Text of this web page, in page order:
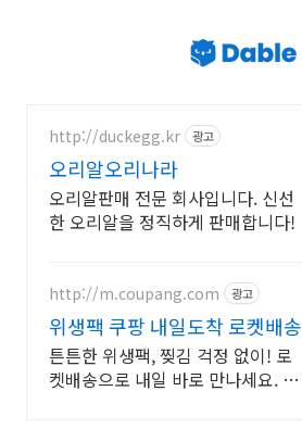
http://duckegg.kr 광고
오리알오리나라
오리알판매 전문 회사입니다. 신선
한 오리알을 정직하게 판매합니다!
http://m.coupang.com 광고
위생팩 쿠팡 내일도착 로켓배송
튼튼한 위생팩, 찢김 걱정 없이! 로
켓배송으로 내일 바로 만나세요. 와